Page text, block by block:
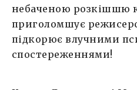
небаченою розкішшю
приголомшує
підкорює влучними
спостереженнями!